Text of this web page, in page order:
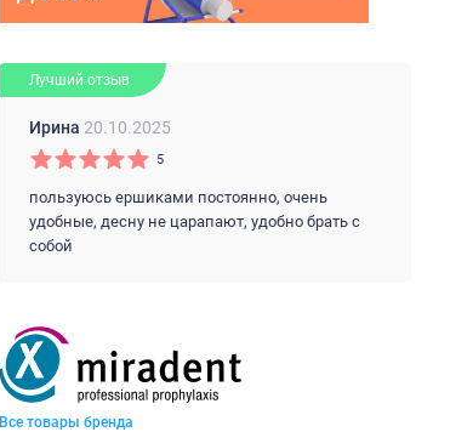
Лучший отзыв
Ирина 20.10.2025
5
пользуюсь ершиками постоянно, очень
удобные, десну не царапают, удобно брать с
собой
Все товары бренда